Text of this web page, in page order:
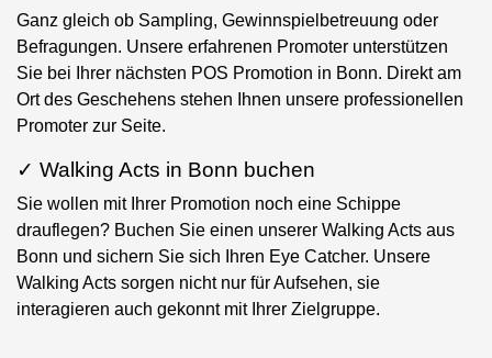
Ganz gleich ob Sampling, Gewinnspielbetreuung oder
Befragungen. Unsere erfahrenen Promoter unterstützen
Sie bei Ihrer nächsten POS Promotion in Bonn. Direkt am
Ort des Geschehens stehen Ihnen unsere professionellen
Promoter zur Seite.
✓ Walking Acts in Bonn buchen
Sie wollen mit Ihrer Promotion noch eine Schippe
drauflegen? Buchen Sie einen unserer Walking Acts aus
Bonn und sichern Sie sich Ihren Eye Catcher. Unsere
Walking Acts sorgen nicht nur für Aufsehen, sie
interagieren auch gekonnt mit Ihrer Zielgruppe.